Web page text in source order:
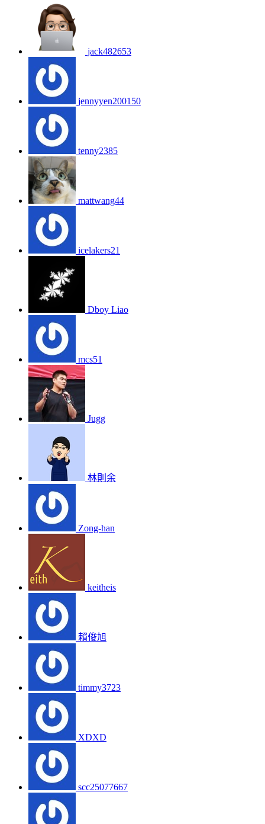
jack482653
jennyyen200150
tenny2385
mattwang44
icelakers21
Dboy Liao
mcs51
Jugg
林則余
Zong-han
keitheis
賴俊旭
timmy3723
XDXD
scc25077667